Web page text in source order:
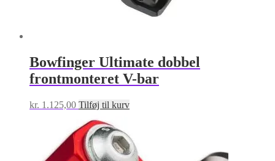
Bowfinger Ultimate dobbel
frontmonteret V-bar
kr. 1.125,00 Tilføj til kurv